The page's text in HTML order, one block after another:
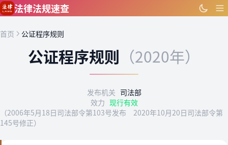
跳到主要内容
法律法规速查
首页 公证程序规则
公证程序规则 （2020年）
发布机关 司法部
效力 现行有效
（2006年5月18日司法部令第103号发布 2020年10月20日司法部令第
145号修正）